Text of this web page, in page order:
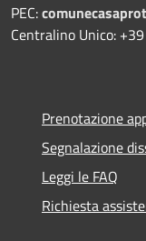
PEC:
Centralino Unico:
Prenotazione
Segnalazione
Leggi le FAQ
Richiesta